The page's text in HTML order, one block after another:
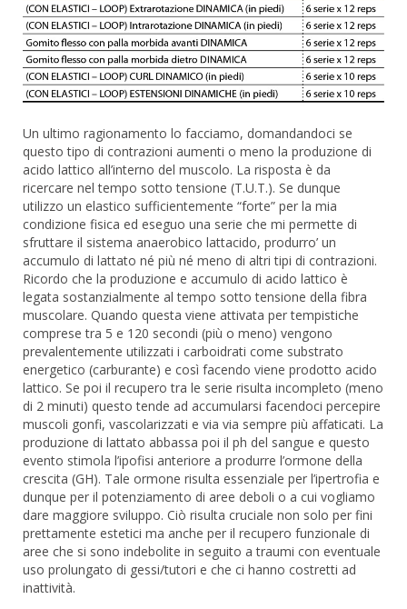
Un ultimo ragionamento lo facciamo, domandandoci se
questo tipo di contrazioni aumenti o meno la produzione di
acido lattico all’interno del muscolo. La risposta è da
ricercare nel tempo sotto tensione (T.U.T.). Se dunque
utilizzo un elastico sufficientemente “forte” per la mia
condizione fisica ed eseguo una serie che mi permette di
sfruttare il sistema anaerobico lattacido, produrro’ un
accumulo di lattato né più né meno di altri tipi di contrazioni.
Ricordo che la produzione e accumulo di acido lattico è
legata sostanzialmente al tempo sotto tensione della fibra
muscolare. Quando questa viene attivata per tempistiche
comprese tra 5 e 120 secondi (più o meno) vengono
prevalentemente utilizzati i carboidrati come substrato
energetico (carburante) e così facendo viene prodotto acido
lattico. Se poi il recupero tra le serie risulta incompleto (meno
di 2 minuti) questo tende ad accumularsi facendoci percepire
muscoli gonfi, vascolarizzati e via via sempre più affaticati. La
produzione di lattato abbassa poi il ph del sangue e questo
evento stimola l’ipofisi anteriore a produrre l’ormone della
crescita (GH). Tale ormone risulta essenziale per l’ipertrofia e
dunque per il potenziamento di aree deboli o a cui vogliamo
dare maggiore sviluppo. Ciò risulta cruciale non solo per fini
prettamente estetici ma anche per il recupero funzionale di
aree che si sono indebolite in seguito a traumi con eventuale
uso prolungato di gessi/tutori e che ci hanno costretti ad
inattività.